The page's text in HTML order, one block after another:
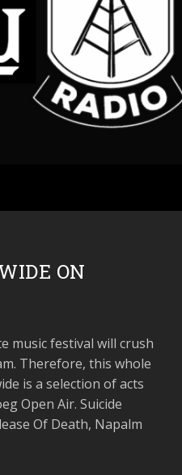
ON
music festival will crush
Therefore, this whole
is a selection of acts
Open Air. Suicide
Of Death, Napalm